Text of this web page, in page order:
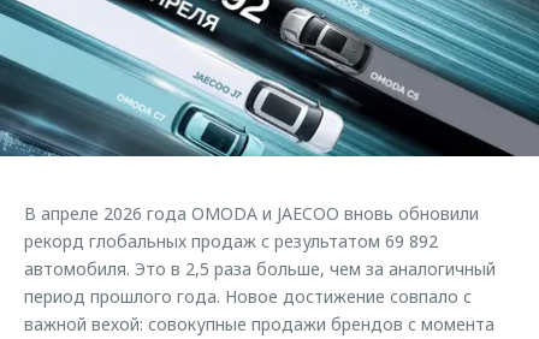
Страхование
Кредитный калькулятор
Аксессуары
Одежда и сувениры
Запчасти
Трейд-ин
Калькулятор трейд-ин
Руководства по эксплуатации
Клиентская поддержка
O&J Автоклуб
Клуб владельцев OMODA
Аксессуары
Одежда и сувениры
Оригинальные аксессуары
Обратная связь
В апреле 2026 года OMODA и JAECOO вновь обновили
рекорд глобальных продаж с результатом 69 892
автомобиля. Это в 2,5 раза больше, чем за аналогичный
период прошлого года. Новое достижение совпало с
важной вехой: совокупные продажи брендов с момента